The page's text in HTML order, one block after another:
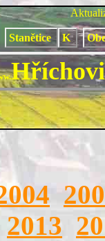
Stanětice K
2013